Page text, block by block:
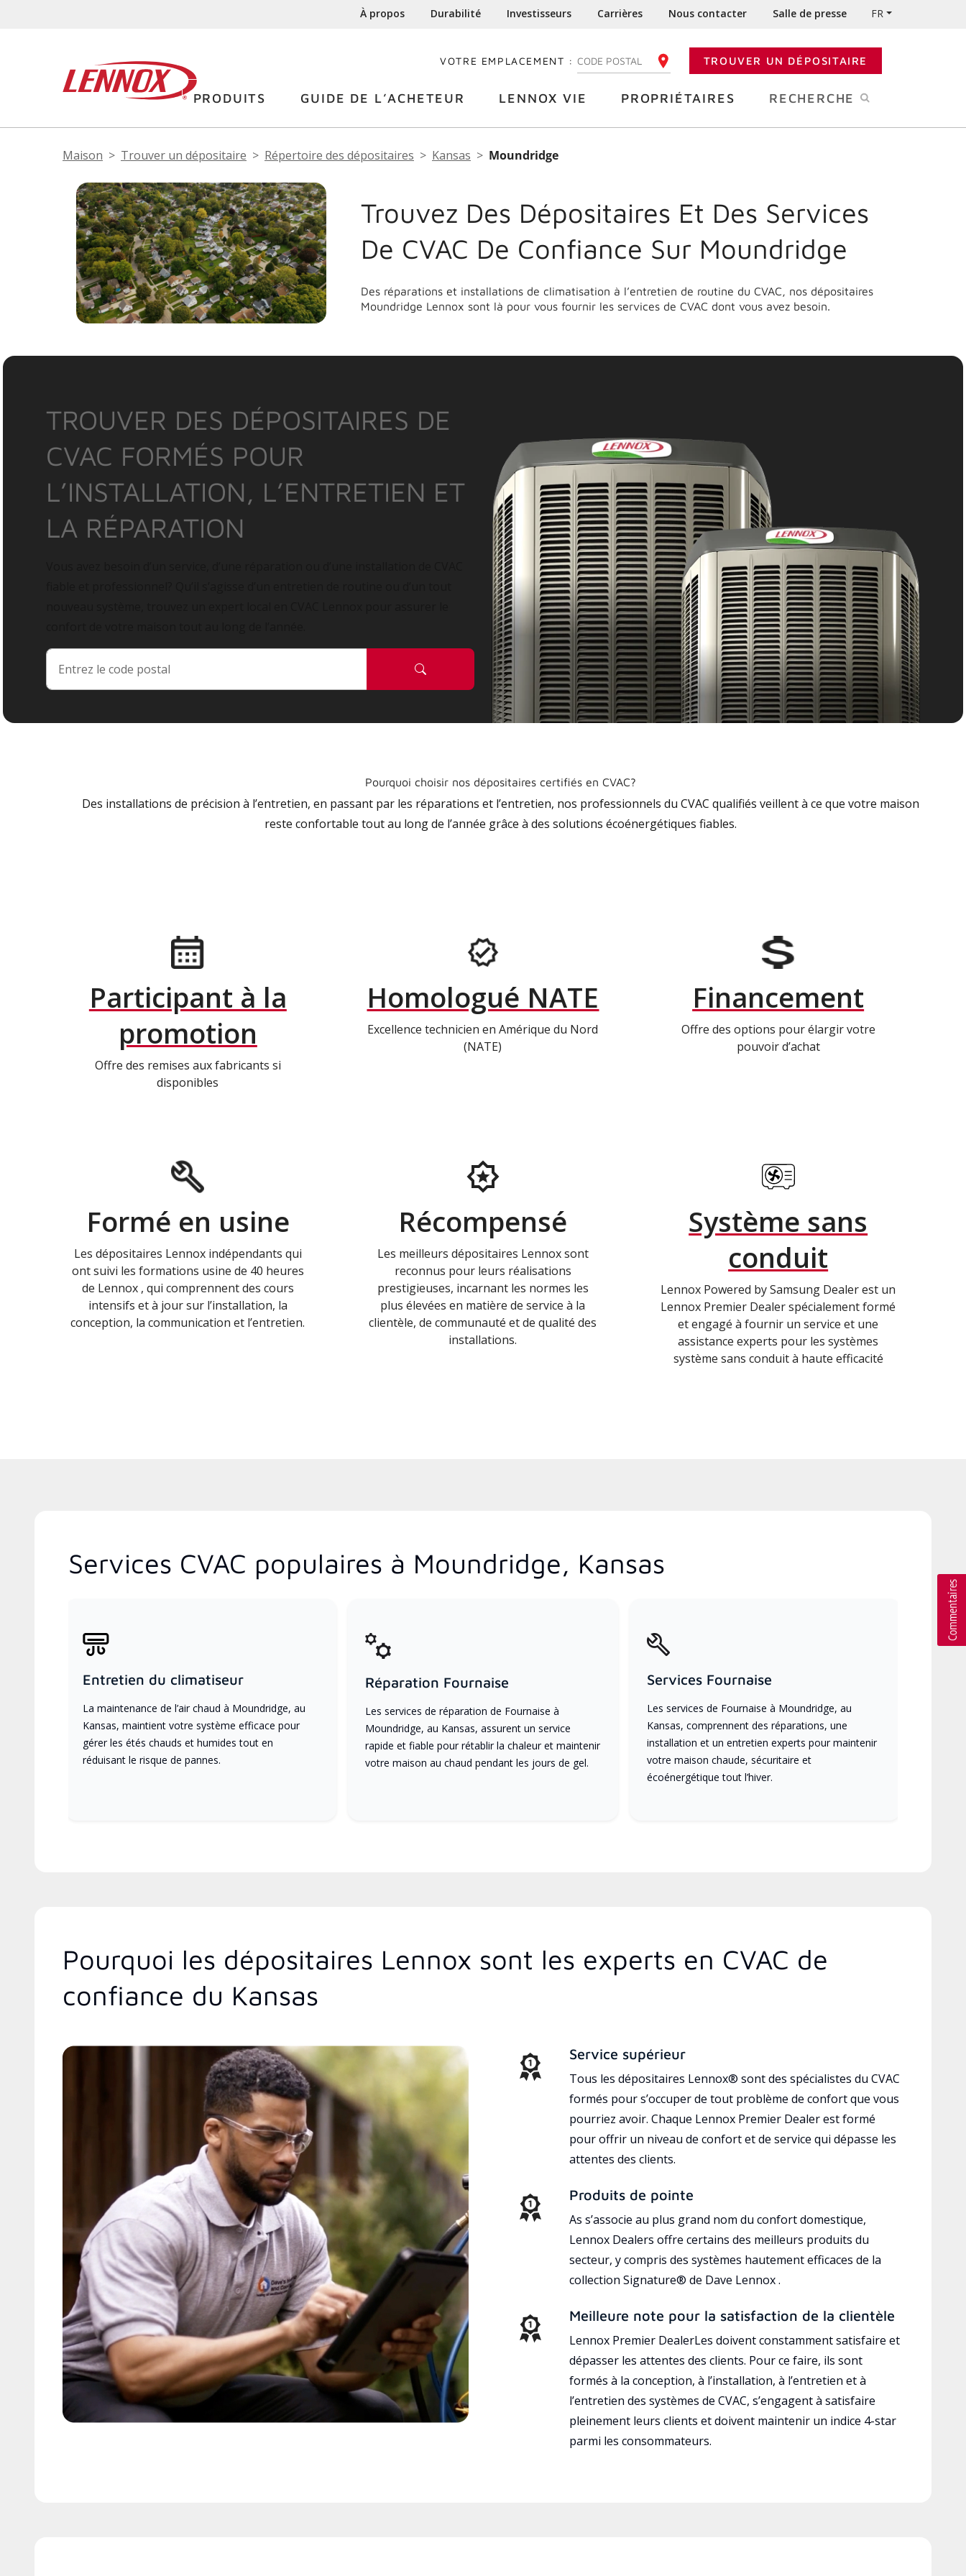
À propos Durabilité Investisseurs Carrières Nous contacter Salle de presse FR
VOTRE EMPLACEMENT : ENTREZ VOTRE CODE POSTALTROUVER UN DÉPOSITAIRE
PRODUITS GUIDE DE L’ACHETEUR LENNOX VIE PROPRIÉTAIRES RECHERCHE
Maison Trouver un dépositaire Répertoire des dépositaires Kansas Moundridge
Trouvez Des Dépositaires Et Des Services
De CVAC De Confiance Sur Moundridge
Des réparations et installations de climatisation à l’entretien de routine du CVAC, nos dépositaires
Moundridge Lennox sont là pour vous fournir les services de CVAC dont vous avez besoin.
TROUVER DES DÉPOSITAIRES DE
CVAC FORMÉS POUR
L’INSTALLATION, L’ENTRETIEN ET
LA RÉPARATION
Pourquoi choisir nos dépositaires certifiés en CVAC?
Des installations de précision à l’entretien, en passant par les réparations et l’entretien, nos professionnels du CVAC qualifiés veillent à ce que votre maison
reste confortable tout au long de l’année grâce à des solutions écoénergétiques fiables.
Participant à la
promotion
Offre des remises aux fabricants si
disponibles
Homologué NATE
Excellence technicien en Amérique du Nord
(NATE)
Financement
Offre des options pour élargir votre
pouvoir d’achat
Formé en usine
Les dépositaires Lennox indépendants qui
ont suivi les formations usine de 40 heures
de Lennox , qui comprennent des cours
intensifs et à jour sur l’installation, la
conception, la communication et l’entretien.
Récompensé
Les meilleurs dépositaires Lennox sont
reconnus pour leurs réalisations
prestigieuses, incarnant les normes les
plus élevées en matière de service à la
clientèle, de communauté et de qualité des
installations.
Système sans
conduit
Lennox Powered by Samsung Dealer est un
Lennox Premier Dealer spécialement formé
et engagé à fournir un service et une
assistance experts pour les systèmes
système sans conduit à haute efficacité
Services CVAC populaires à Moundridge, Kansas
Entretien du climatiseur
La maintenance de l’air chaud à Moundridge, au
Kansas, maintient votre système efficace pour
gérer les étés chauds et humides tout en
réduisant le risque de pannes.
Réparation Fournaise
Les services de réparation de Fournaise à
Moundridge, au Kansas, assurent un service
rapide et fiable pour rétablir la chaleur et maintenir
votre maison au chaud pendant les jours de gel.
Services Fournaise
Les services de Fournaise à Moundridge, au
Kansas, comprennent des réparations, une
installation et un entretien experts pour maintenir
votre maison chaude, sécuritaire et
écoénergétique tout l’hiver.
Pourquoi les dépositaires Lennox sont les experts en CVAC de
confiance du Kansas
Service supérieur
Tous les dépositaires Lennox® sont des spécialistes du CVAC
formés pour s’occuper de tout problème de confort que vous
pourriez avoir. Chaque Lennox Premier Dealer est formé
pour offrir un niveau de confort et de service qui dépasse les
attentes des clients.
Produits de pointe
As s’associe au plus grand nom du confort domestique,
Lennox Dealers offre certains des meilleurs produits du
secteur, y compris des systèmes hautement efficaces de la
collection Signature® de Dave Lennox .
Meilleure note pour la satisfaction de la clientèle
Lennox Premier DealerLes doivent constamment satisfaire et
dépasser les attentes des clients. Pour ce faire, ils sont
formés à la conception, à l’installation, à l’entretien et à
l’entretien des systèmes de CVAC, s’engagent à satisfaire
pleinement leurs clients et doivent maintenir un indice 4-star
parmi les consommateurs.